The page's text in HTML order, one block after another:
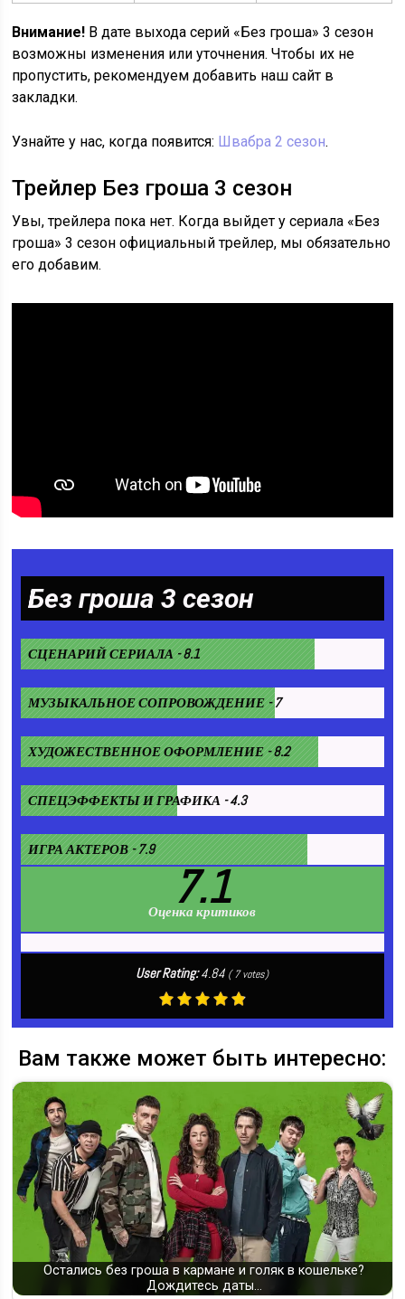
Внимание! В дате выхода серий «Без гроша» 3 сезон
возможны изменения или уточнения. Чтобы их не
пропустить, рекомендуем добавить наш сайт в
закладки.
Узнайте у нас, когда появится: Швабра 2 сезон.
Трейлер Без гроша 3 сезон
Увы, трейлера пока нет. Когда выйдет у сериала «Без
гроша» 3 сезон официальный трейлер, мы обязательно
его добавим.
Без гроша 3 сезон
СЦЕНАРИЙ СЕРИАЛА - 8.1
МУЗЫКАЛЬНОЕ СОПРОВОЖДЕНИЕ - 7
ХУДОЖЕСТВЕННОЕ ОФОРМЛЕНИЕ - 8.2
СПЕЦЭФФЕКТЫ И ГРАФИКА - 4.3
ИГРА АКТЕРОВ - 7.9
7.1
Оценка критиков
User Rating:4.84 (7votes)
Вам также может быть интересно:
Остались без гроша в кармане и голяк в кошельке?
Дождитесь даты…